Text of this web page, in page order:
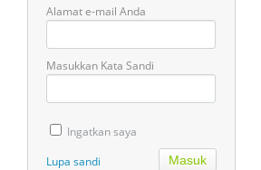
Alamat e-mail Anda
Masukkan Kata Sandi
Ingatkan saya
Lupa sandi